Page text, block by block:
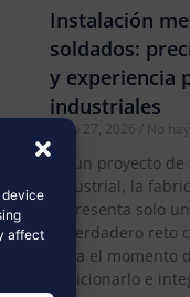
device
affect
y
Instalación
soldados:
y experiencia
industriales
junio 27, 2026 No
En un proyecto
industrial, la
representa solo
El verdadero reto
llega el momento
posicionarlo e